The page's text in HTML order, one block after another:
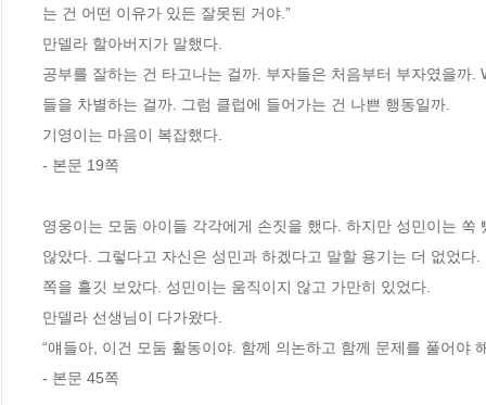
는 건 어떤 이유가 있든 잘못된 거야.”
만델라 할아버지가 말했다.
공부를 잘하는 건 타고나는 걸까. 부자들은 처음부터 부자였을까
들을 차별하는 걸까. 그럼 클럽에 들어가는 건 나쁜 행동일까.
기영이는 마음이 복잡했다.
- 본문 19쪽
영웅이는 모둠 아이들 각각에게 손짓을 했다. 하지만 성민이는
않았다. 그렇다고 자신은 성민과 하겠다고 말할 용기는 더 없었
쪽을 흘깃 보았다. 성민이는 움직이지 않고 가만히 있었다.
만델라 선생님이 다가왔다.
“얘들아, 이건 모둠 활동이야. 함께 의논하고 함께 문제를 풀어야
- 본문 45쪽